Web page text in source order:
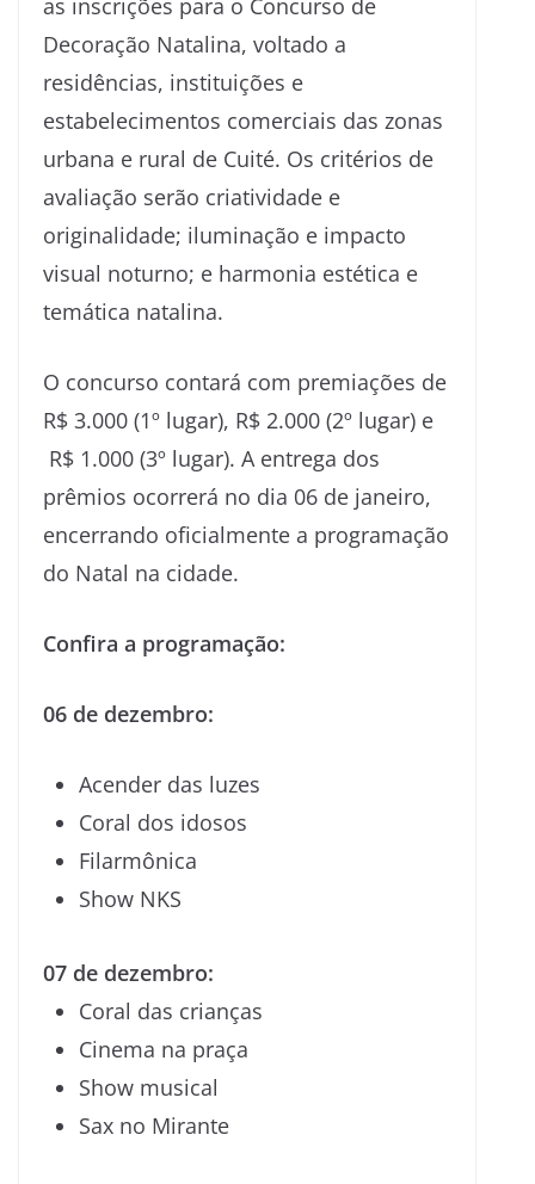
as inscrições para o Concurso de
Decoração Natalina, voltado a
residências, instituições e
estabelecimentos comerciais das zonas
urbana e rural de Cuité. Os critérios de
avaliação serão criatividade e
originalidade; iluminação e impacto
visual noturno; e harmonia estética e
temática natalina.
O concurso contará com premiações de
R$ 3.000 (1º lugar), R$ 2.000 (2º lugar) e
R$ 1.000 (3º lugar). A entrega dos
prêmios ocorrerá no dia 06 de janeiro,
encerrando oficialmente a programação
do Natal na cidade.
Confira a programação:
06 de dezembro:
Acender das luzes
Coral dos idosos
Filarmônica
Show NKS
07 de dezembro:
Coral das crianças
Cinema na praça
Show musical
Sax no Mirante